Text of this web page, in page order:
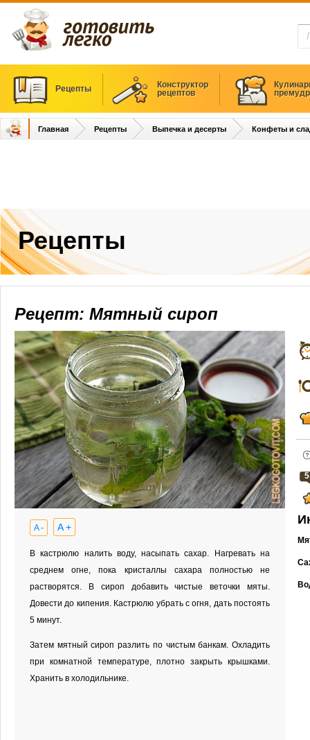
Рецепты
Конструктор
рецептов
Главная Рецепты Выпечка и десерты Конфеты и
Рецепты
Рецепт: Мятный сироп
A - A +
В кастрюлю налить воду, насыпать сахар. Нагревать на
среднем огне, пока кристаллы сахара полностью не
растворятся. В сироп добавить чистые веточки мяты.
Довести до кипения. Кастрюлю убрать с огня, дать постоять
5 минут.
Затем мятный сироп разлить по чистым банкам. Охладить
при комнатной температуре, плотно закрыть крышками.
Хранить в холодильнике.
5